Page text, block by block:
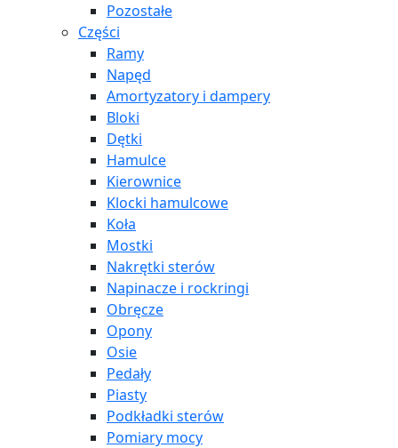
Pozostałe
Części
Ramy
Napęd
Amortyzatory i dampery
Bloki
Dętki
Hamulce
Kierownice
Klocki hamulcowe
Koła
Mostki
Nakrętki sterów
Napinacze i rockringi
Obręcze
Opony
Osie
Pedały
Piasty
Podkładki sterów
Pomiary mocy